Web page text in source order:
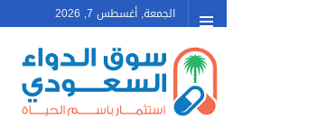
الجمعة, أغسطس 7, 2026